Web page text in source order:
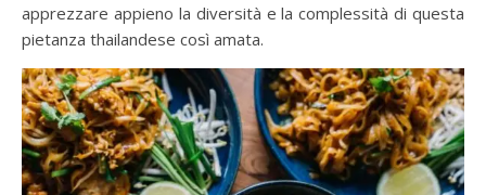
apprezzare appieno la diversità e la complessità di questa
pietanza thailandese così amata.